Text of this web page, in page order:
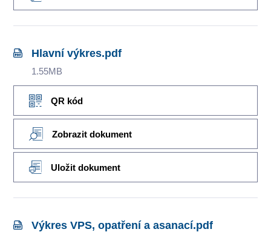
Hlavní výkres.pdf
1.55MB
QR kód
Zobrazit dokument
Uložit dokument
Výkres VPS, opatření a asanací.pdf